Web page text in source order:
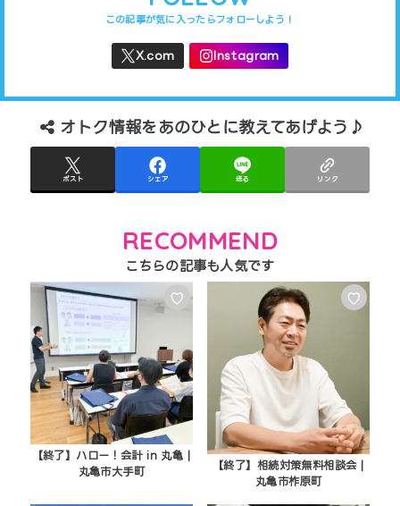
オトク情報をあのひとに教えてあげよう♪
ポスト シェア 送る リンク
RECOMMEND
♡
【終了】ハロー！会計 in 丸亀 |
丸亀市大手町
♡
【終了】相続対策無料相談会 |
丸亀市柞原町